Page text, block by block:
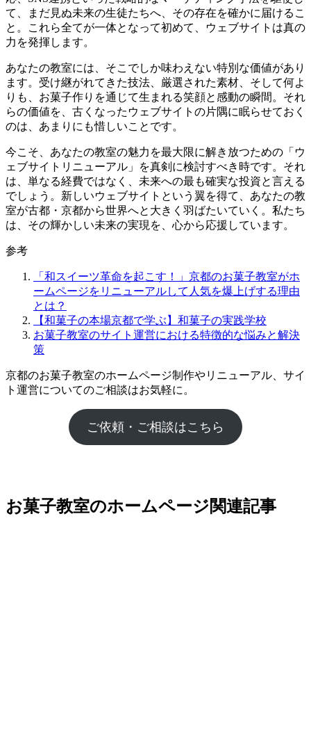
て、まだ見ぬ未来の生徒たちへ、その存在を確かに届けるこ
と。これら全てが一体となって初めて、ウェブサイトは真の
力を発揮します。
あなたの教室には、そこでしか味わえない特別な価値があり
ます。受け継がれてきた技法、厳選された素材、そして何よ
りも、お菓子作りを通じて生まれる笑顔と感動の瞬間。それ
らの価値を、古くなったウェブサイトの片隅に眠らせておく
のは、あまりにも惜しいことです。
今こそ、あなたの教室の魅力を最大限に解き放つための「ウ
ェブサイトリニューアル」を真剣に検討すべき時です。それ
は、単なる経費ではなく、未来への最も確実な投資と言える
でしょう。新しいウェブサイトという翼を得て、あなたの教
室が古都・京都から世界へと大きく羽ばたいていく。私たち
は、その輝かしい未来の実現を、心から応援しています。
参考
「和スイーツ革命を起こす！」京都のお菓子教室がホ
ームページをリニューアルして人気を爆上げする理由
とは？
【和菓子の本場京都で学ぶ】和菓子の実践学校
お菓子教室のサイト運営における特徴的な悩みと解決
策
京都のお菓子教室のホームページ制作やリニューアル、サイ
ト運営についてのご相談はお気軽に。
ご依頼・ご相談はこちら
お菓子教室のホームページ関連記事